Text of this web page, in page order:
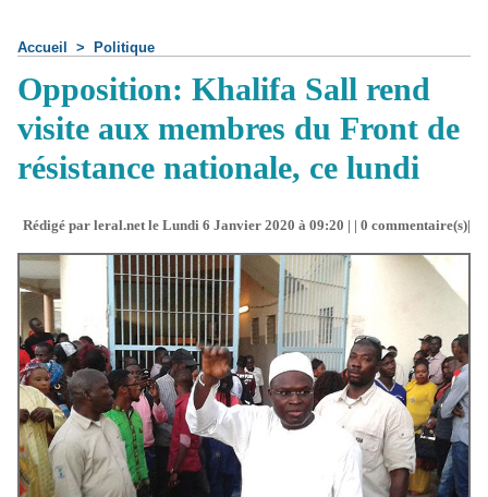
Accueil > Politique
Opposition: Khalifa Sall rend
visite aux membres du Front de
résistance nationale, ce lundi
Rédigé par leral.net le Lundi 6 Janvier 2020 à 09:20 | | 0 commentaire(s)|